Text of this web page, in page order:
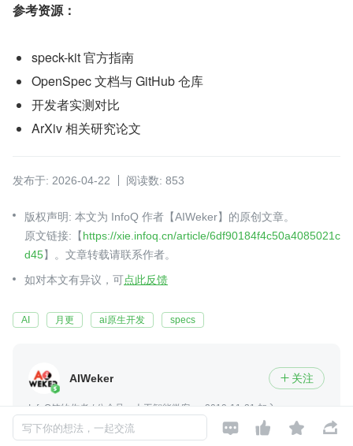
参考资源：
speck-kit 官方指南
OpenSpec 文档与 GitHub 仓库
开发者实测对比
ArXiv 相关研究论文
发布于: 2026-04-22 阅读数: 853
版权声明: 本文为 InfoQ 作者【AIWeker】的原创文章。
原文链接:【https://xie.infoq.cn/article/6df90184f4c50a4085021c
d45】。文章转载请联系作者。
如对本文有异议，可点此反馈
AI 月更 ai原生开发 specs
AIWeker  关注
InfoQ签约作者 / 公众号：人工智能微客
2019-11-21 加入
人工智能微客（aiweker）长期跟踪和分享人工智能前沿技术、应用、
领域知识，不定期的发布相关产品和应用，欢迎关注和转发
写下你的想法，一起交流    